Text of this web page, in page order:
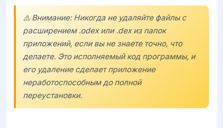
⚠️ Внимание: Никогда не удаляйте файлы с
расширением .odex или .dex из папок
приложений, если вы не знаете точно, что
делаете. Это исполняемый код программы, и
его удаление сделает приложение
неработоспособным до полной
переустановки.